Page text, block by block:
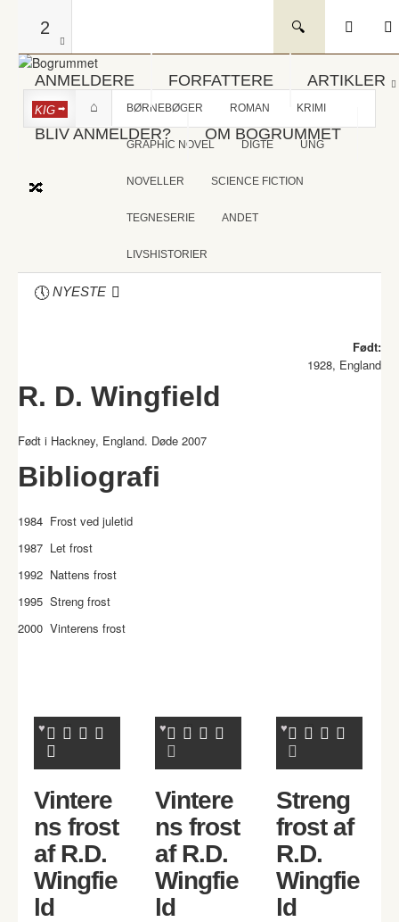
2
ANMELDERE FORFATTERE ARTIKLER
BLIV ANMELDER? OM BOGRUMMET
KIG BØRNEBØGER ROMAN KRIMI
GRAPHIC NOVEL DIGTE UNG
NOVELLER SCIENCE FICTION
TEGNESERIE ANDET
LIVSHISTORIER
NYESTE
Født:
1928, England
R. D. Wingfield
Født i Hackney, England. Døde 2007
Bibliografi
1984 Frost ved juletid
1987 Let frost
1992 Nattens frost
1995 Streng frost
2000 Vinterens frost
Vintere
ns frost
af R.D.
Wingfie
ld
Vintere
ns frost
af R.D.
Wingfie
ld
Streng
frost af
R.D.
Wingfie
ld